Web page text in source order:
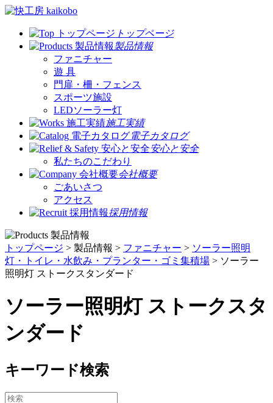
トップページ
製品情報
ファニチャー
遊 具
門扉・柵・フェンス
スポーツ施設
LEDソーラー灯
施工実績
電子カタログ
安心と安全
私たちのこだわり
会社概要
ごあいさつ
アクセス
採用情報
トップページ > 製品情報 > ファニチャー > ソーラー照明
灯・トイレ・水飲み・プランター・ゴミ集積場 > ソーラー
照明灯 ストークスタンダード
ソーラー照明灯 ストークスタ
ンダード
キーワード検索